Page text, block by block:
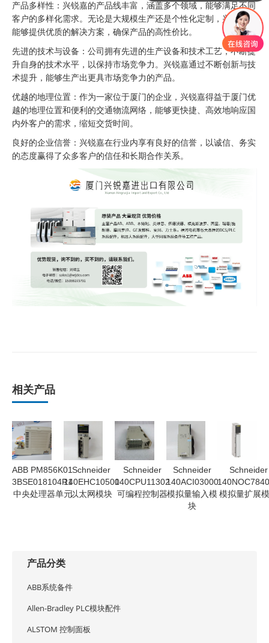
产品多样性：兴锐嘉的产品线丰富，涵盖多个领域，能够满足不同
客户的多样化需求。无论是大规模生产还是个性化定制，兴锐嘉都
能够提供优质的解决方案，确保产品的高性价比。
先进的技术与设备：公司拥有先进的生产设备和技术工艺，不断提
升自身的技术水平，以保持市场竞争力。兴锐嘉通过不断创新与技
术提升，能够生产出更具市场竞争力的产品。
优越的地理位置：作为一家位于厦门的企业，兴锐嘉得益于厦门优
越的地理位置和便利的交通物流网络，能够更快捷、高效地响应国
内外客户的需求，缩短交货时间。
良好的企业信誉：兴锐嘉在行业内享有良好的信誉，以诚信、务实
的态度赢得了众多客户的信任和长期合作关系。
相关产品
ABB PM856K01
3BSE018104R1
中央处理器单元
Schneider
140EHC10500
以太网模块
Schneider
140CPU11302
可编程控制器
Schneider
140ACI03000
模拟量输入模
块
Schneider
模拟量扩展
产品分类
ABB系统备件
Allen-Bradley PLC模块配件
ALSTOM 控制面板